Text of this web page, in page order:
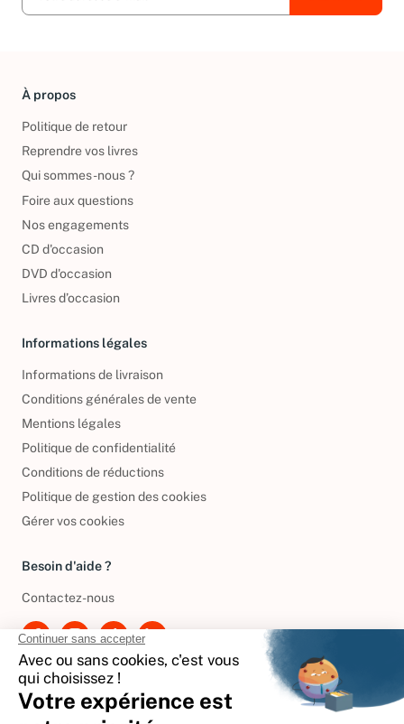
À propos
Politique de retour
Reprendre vos livres
Qui sommes-nous ?
Foire aux questions
Nos engagements
CD d'occasion
DVD d'occasion
Livres d’occasion
Informations légales
Informations de livraison
Conditions générales de vente
Mentions légales
Politique de confidentialité
Conditions de réductions
Politique de gestion des cookies
Gérer vos cookies
Besoin d'aide ?
Contactez-nous
International
🇪🇸 Espagne